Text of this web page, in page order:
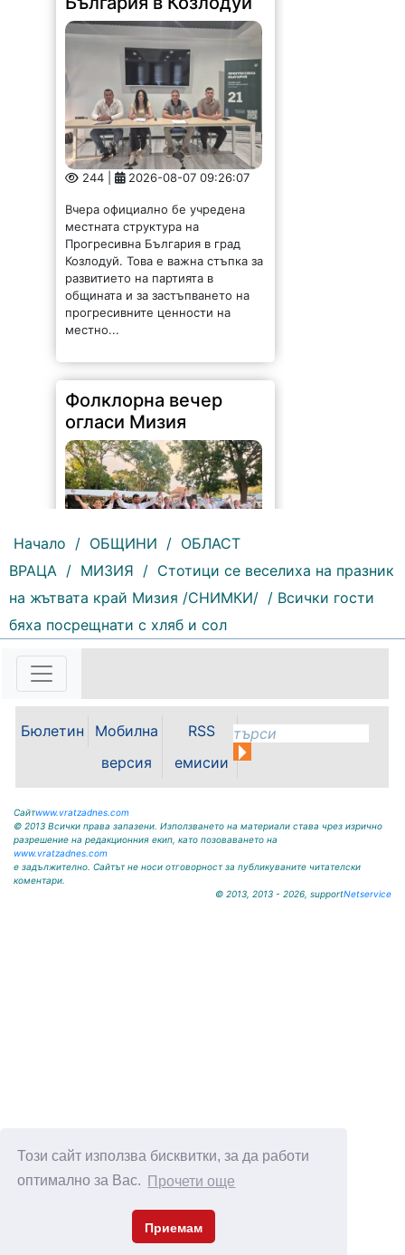
Този сайт използва бисквитки, за да работи
оптимално за Вас.
Прочети още
Приемам
2026-08-07 09:26:07
Вчера официално бе учредена
местната структура на
Прогресивна България в град
Козлодуй. Това е важна стъпка за
развитието на партията в
общината и за застъпването на
местно...
Фолклорна вечер
огласи Мизия
70 | 2026-08-07 09:25:36
Песни, танци, пъстри носии и
жители и гости на общината във
дни – Мизия 2026. Читалища и
пенсионерски клубове
представиха богата кулинарна
палитра от...
Начало / ОБЩИНИ / ОБЛАСТ
ВРАЦА / МИЗИЯ / Стотици се веселиха на празник
на жътвата край Мизия /СНИМКИ/ / Всички гости
бяха посрещнати с хляб и сол
Бюлетин
Мобилна
версия
RSS
емисии
Сайтwww.vratzadnes.com
© 2013 Всички права запазени. Използването на материали става чрез изрично
разрешение на редакционния екип, като позоваването на
www.vratzadnes.com
е задължително. Сайтът не носи отговорност за публикуваните читателски
коментари.
© 2013, 2013 - 2026, supportNetservice